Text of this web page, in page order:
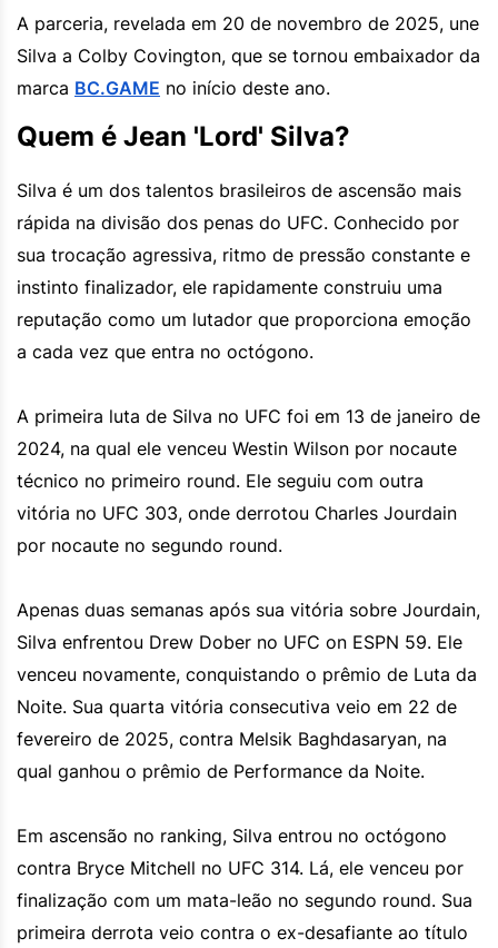
A parceria, revelada em 20 de novembro de 2025, une
Silva a Colby Covington, que se tornou embaixador da
marca BC.GAME no início deste ano.
Quem é Jean 'Lord' Silva?
Silva é um dos talentos brasileiros de ascensão mais
rápida na divisão dos penas do UFC. Conhecido por
sua trocação agressiva, ritmo de pressão constante e
instinto finalizador, ele rapidamente construiu uma
reputação como um lutador que proporciona emoção
a cada vez que entra no octógono.
A primeira luta de Silva no UFC foi em 13 de janeiro de
2024, na qual ele venceu Westin Wilson por nocaute
técnico no primeiro round. Ele seguiu com outra
vitória no UFC 303, onde derrotou Charles Jourdain
por nocaute no segundo round.
Apenas duas semanas após sua vitória sobre Jourdain,
Silva enfrentou Drew Dober no UFC on ESPN 59. Ele
venceu novamente, conquistando o prêmio de Luta da
Noite. Sua quarta vitória consecutiva veio em 22 de
fevereiro de 2025, contra Melsik Baghdasaryan, na
qual ganhou o prêmio de Performance da Noite.
Em ascensão no ranking, Silva entrou no octógono
contra Bryce Mitchell no UFC 314. Lá, ele venceu por
finalização com um mata-leão no segundo round. Sua
primeira derrota veio contra o ex-desafiante ao título